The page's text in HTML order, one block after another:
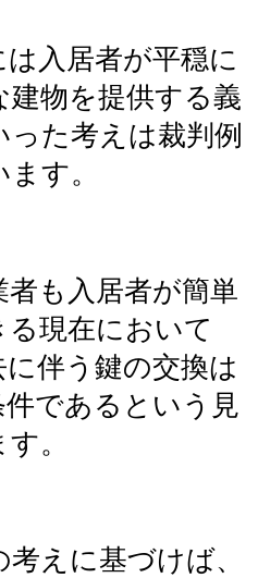
入居者が平穏に
物を提供する義
た考えは裁判例
す。
も入居者が簡単
現在において
伴う鍵の交換は
であるという見
。
えに基づけば、